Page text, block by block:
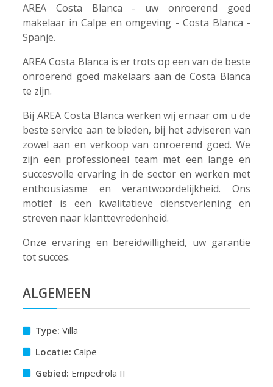
AREA Costa Blanca - uw onroerend goed
makelaar in Calpe en omgeving - Costa Blanca -
Spanje.
AREA Costa Blanca is er trots op een van de beste
onroerend goed makelaars aan de Costa Blanca
te zijn.
Bij AREA Costa Blanca werken wij ernaar om u de
beste service aan te bieden, bij het adviseren van
zowel aan en verkoop van onroerend goed. We
zijn een professioneel team met een lange en
succesvolle ervaring in de sector en werken met
enthousiasme en verantwoordelijkheid. Ons
motief is een kwalitatieve dienstverlening en
streven naar klanttevredenheid.
Onze ervaring en bereidwilligheid, uw garantie
tot succes.
ALGEMEEN
Type: Villa
Locatie: Calpe
Gebied: Empedrola II